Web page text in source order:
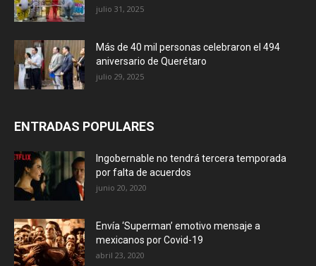
julio 31, 2025
Más de 40 mil personas celebraron el 494
aniversario de Querétaro
julio 29, 2025
ENTRADAS POPULARES
Ingobernable no tendrá tercera temporada
por falta de acuerdos
junio 20, 2020
Envía ‘Superman’ emotivo mensaje a
mexicanos por Covid-19
abril 23, 2020